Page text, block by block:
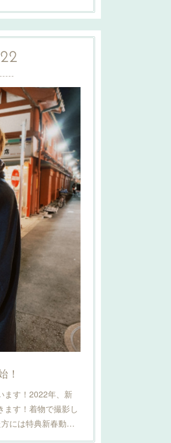
！
ます！2022年、新
ます！着物で撮影し
には特典新春動…